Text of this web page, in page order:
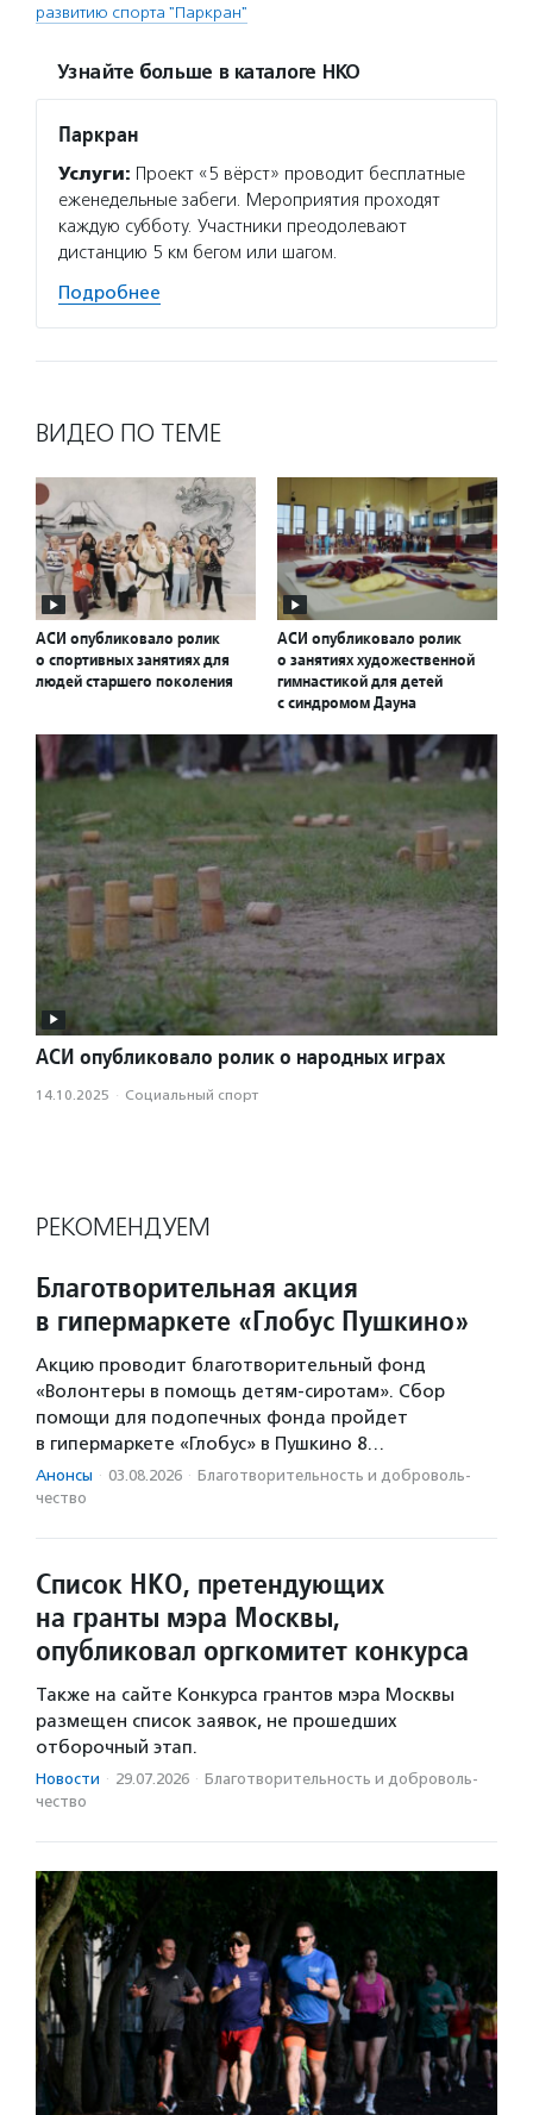
развитию спорта "Паркран"
Узнайте больше в каталоге НКО
Паркран
Услуги: Проект «5 вёрст» проводит бесплатные
еженедельные забеги. Мероприятия проходят
каждую субботу. Участники преодолевают
дистанцию 5 км бегом или шагом.
Подробнее
ВИДЕО ПО ТЕМЕ
АСИ опубликовало ролик
о спортивных занятиях для
людей старшего поколения
АСИ опубликовало ролик
о занятиях художественной
гимнастикой для детей
с синдромом Дауна
АСИ опубликовало ролик о народных играх
14.10.2025 · Социальный спорт
РЕКОМЕНДУЕМ
Благотворительная акция
в гипермаркете «Глобус Пушкино»
Акцию проводит благотворительный фонд
«Волонтеры в помощь детям-сиротам». Сбор
помощи для подопечных фонда пройдет
в гипермаркете «Глобус» в Пушкино 8…
Анонсы · 03.08.2026 · Благотвори­тель­ность и доброволь­
чест­во
Список НКО, претендующих
на гранты мэра Москвы,
опубликовал оргкомитет конкурса
Также на сайте Конкурса грантов мэра Москвы
размещен список заявок, не прошедших
отборочный этап.
Новости · 29.07.2026 · Благотвори­тель­ность и доброволь­
чест­во